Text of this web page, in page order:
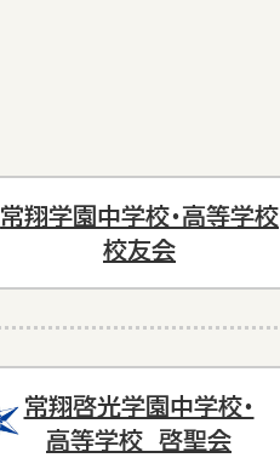
常翔学園中学校・高等学校
校友会
常翔啓光学園中学校・
高等学校 啓聖会